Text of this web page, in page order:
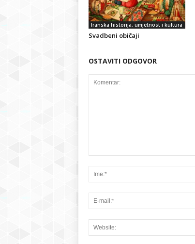
Iranska historija, umjetnost i kultura
Svadbeni običaji
OSTAVITI ODGOVOR